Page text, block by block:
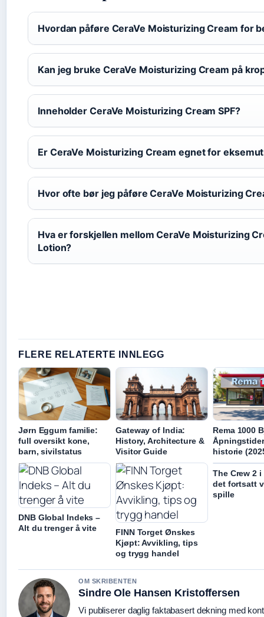
Hvordan påføre CeraVe Moisturizing Cream for
Kan jeg bruke CeraVe Moisturizing Cream på
Inneholder CeraVe Moisturizing Cream SPF?
Er CeraVe Moisturizing Cream egnet for
Hvor ofte bør jeg påføre CeraVe Moisturizing
Hva er forskjellen mellom CeraVe Moisturizing
Lotion?
FLERE RELATERTE INNLEGG
Jørn Eggum familie:
full oversikt kone,
barn, sivilstatus
Gateway of India:
History, Architecture &
Visitor Guide
Rema 1000
historie
DNB Global Indeks –
Alt du trenger å vite
FINN Torget Ønskes
Kjøpt: Avvikling, tips
og trygg handel
The Crew 2 i
det fortsatt
spille
OM SKRIBENTEN
Sindre Ole Hansen Kristoffersen
Vi publiserer daglig faktabasert dekning med